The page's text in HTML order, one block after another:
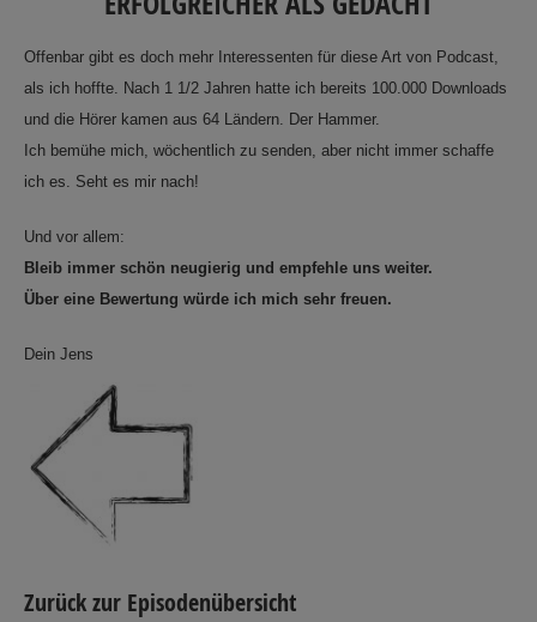
Offenbar gibt es doch mehr Interessenten für diese Art von Podcast,
als ich hoffte. Nach 1 1/2 Jahren hatte ich bereits 100.000 Downloads
und die Hörer kamen aus 64 Ländern. Der Hammer.
Ich bemühe mich, wöchentlich zu senden, aber nicht immer schaffe
ich es. Seht es mir nach!
Und vor allem:
Bleib immer schön neugierig und empfehle uns weiter.
Über eine Bewertung würde ich mich sehr freuen.
Dein Jens
Zurück zur Episodenübersicht